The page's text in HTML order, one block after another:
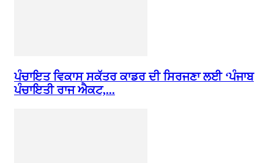
ਪੰਚਾਇਤ ਵਿਕਾਸ ਸਕੱਤਰ ਕਾਡਰ ਦੀ ਸਿਰਜਣਾ ਲਈ ‘ਪੰਜਾਬ
ਪੰਚਾਇਤੀ ਰਾਜ ਐਕਟ,...